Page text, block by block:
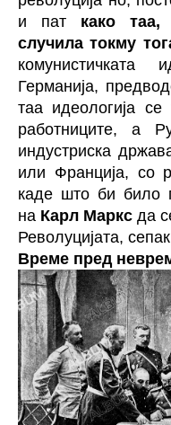
и пат
како
случила токму
комунистичката
Германија,
таа идеологија
работниците, а
индустриска
или Франција, со
каде што би било
на Карл Маркс да
Револуцијата,
Време пред